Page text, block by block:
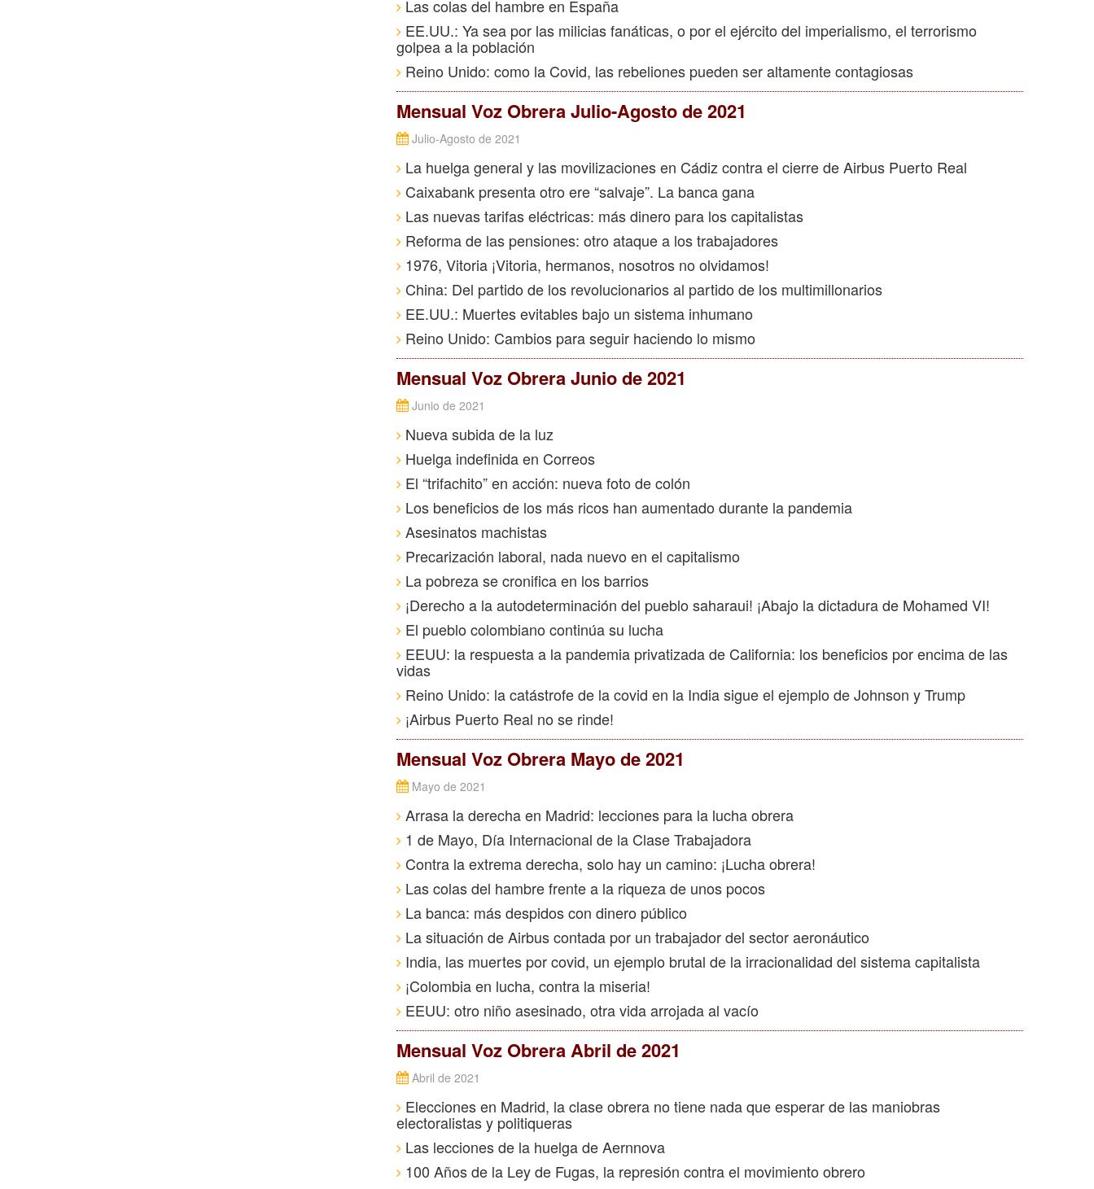
Las colas del hambre en España
EE.UU.: Ya sea por las milicias fanáticas, o por el ejército del imperialismo, el terrorismo
golpea a la población
Reino Unido: como la Covid, las rebeliones pueden ser altamente contagiosas
Mensual Voz Obrera Julio-Agosto de 2021
Julio-Agosto de 2021
La huelga general y las movilizaciones en Cádiz contra el cierre de Airbus Puerto Real
Caixabank presenta otro ere “salvaje”. La banca gana
Las nuevas tarifas eléctricas: más dinero para los capitalistas
Reforma de las pensiones: otro ataque a los trabajadores
1976, Vitoria ¡Vitoria, hermanos, nosotros no olvidamos!
China: Del partido de los revolucionarios al partido de los multimillonarios
EE.UU.: Muertes evitables bajo un sistema inhumano
Reino Unido: Cambios para seguir haciendo lo mismo
Mensual Voz Obrera Junio de 2021
Junio de 2021
Nueva subida de la luz
Huelga indefinida en Correos
El “trifachito” en acción: nueva foto de colón
Los beneficios de los más ricos han aumentado durante la pandemia
Asesinatos machistas
Precarización laboral, nada nuevo en el capitalismo
La pobreza se cronifica en los barrios
¡Derecho a la autodeterminación del pueblo saharaui! ¡Abajo la dictadura de Mohamed VI!
El pueblo colombiano continúa su lucha
EEUU: la respuesta a la pandemia privatizada de California: los beneficios por encima de las
vidas
Reino Unido: la catástrofe de la covid en la India sigue el ejemplo de Johnson y Trump
¡Airbus Puerto Real no se rinde!
Mensual Voz Obrera Mayo de 2021
Mayo de 2021
Arrasa la derecha en Madrid: lecciones para la lucha obrera
1 de Mayo, Día Internacional de la Clase Trabajadora
Contra la extrema derecha, solo hay un camino: ¡Lucha obrera!
Las colas del hambre frente a la riqueza de unos pocos
La banca: más despidos con dinero público
La situación de Airbus contada por un trabajador del sector aeronáutico
India, las muertes por covid, un ejemplo brutal de la irracionalidad del sistema capitalista
¡Colombia en lucha, contra la miseria!
EEUU: otro niño asesinado, otra vida arrojada al vacío
Mensual Voz Obrera Abril de 2021
Abril de 2021
Elecciones en Madrid, la clase obrera no tiene nada que esperar de las maniobras
electoralistas y politiqueras
Las lecciones de la huelga de Aernnova
100 Años de la Ley de Fugas, la represión contra el movimiento obrero